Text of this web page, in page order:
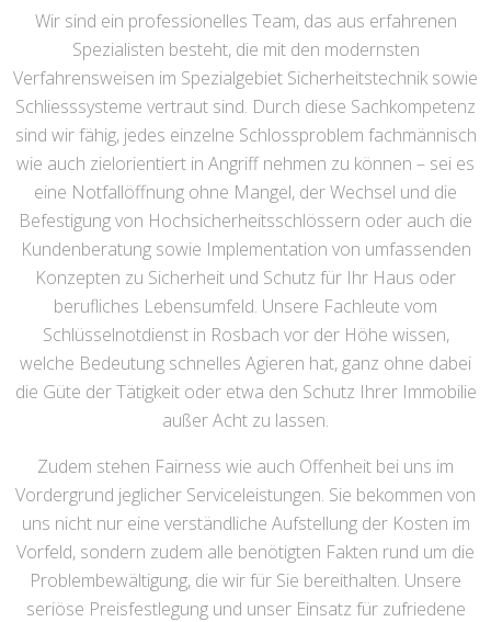
Wir sind ein professionelles Team, das aus erfahrenen
Spezialisten besteht, die mit den modernsten
Verfahrensweisen im Spezialgebiet Sicherheitstechnik sowie
Schliesssysteme vertraut sind. Durch diese Sachkompetenz
sind wir fähig, jedes einzelne Schlossproblem fachmännisch
wie auch zielorientiert in Angriff nehmen zu können – sei es
eine Notfallöffnung ohne Mangel, der Wechsel und die
Befestigung von Hochsicherheitsschlössern oder auch die
Kundenberatung sowie Implementation von umfassenden
Konzepten zu Sicherheit und Schutz für Ihr Haus oder
berufliches Lebensumfeld. Unsere Fachleute vom
Schlüsselnotdienst in Rosbach vor der Höhe wissen,
welche Bedeutung schnelles Agieren hat, ganz ohne dabei
die Güte der Tätigkeit oder etwa den Schutz Ihrer Immobilie
außer Acht zu lassen.
Zudem stehen Fairness wie auch Offenheit bei uns im
Vordergrund jeglicher Serviceleistungen. Sie bekommen von
uns nicht nur eine verständliche Aufstellung der Kosten im
Vorfeld, sondern zudem alle benötigten Fakten rund um die
Problembewältigung, die wir für Sie bereithalten. Unsere
seriöse Preisfestlegung und unser Einsatz für zufriedene